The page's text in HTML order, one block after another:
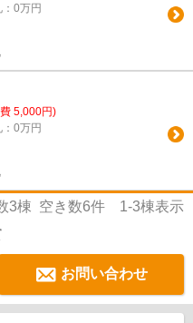
0万円
5,000円)
0万円
3棟 空き数6件 1-3棟表示
お問い合わせ